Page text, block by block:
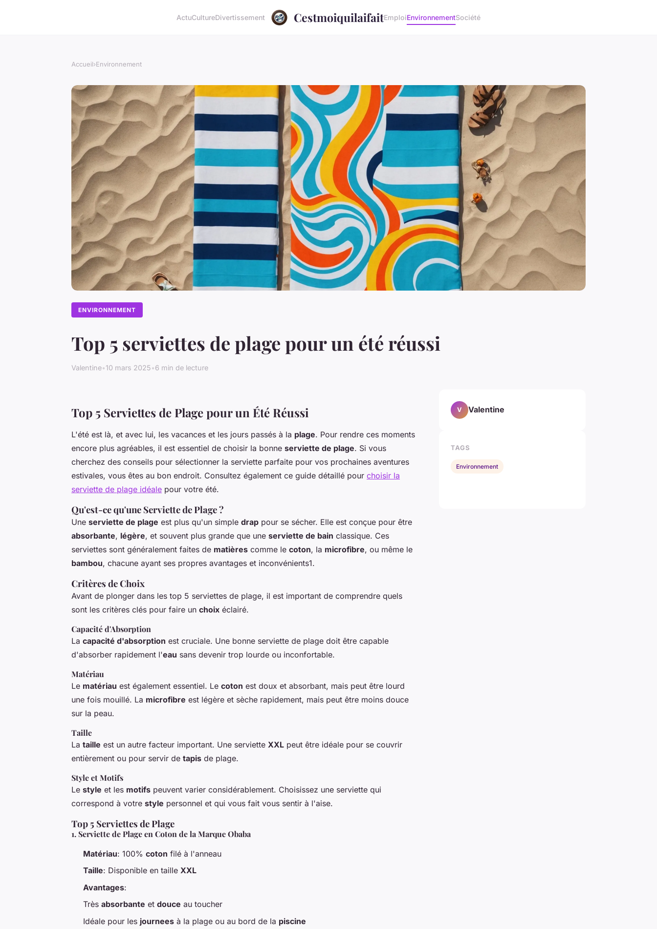
ActuCultureDivertissement CestmoiquilaifaitEmploiEnvironnementSociété
Accueil›Environnement
ENVIRONNEMENT
Top 5 serviettes de plage pour un été réussi
Valentine•10 mars 2025•6 min de lecture
Top 5 Serviettes de Plage pour un Été Réussi
L'été est là, et avec lui, les vacances et les jours passés à la plage. Pour rendre ces moments
encore plus agréables, il est essentiel de choisir la bonne serviette de plage. Si vous
cherchez des conseils pour sélectionner la serviette parfaite pour vos prochaines aventures
estivales, vous êtes au bon endroit. Consultez également ce guide détaillé pour choisir la
serviette de plage idéale pour votre été.
Qu'est-ce qu'une Serviette de Plage ?
Une serviette de plage est plus qu'un simple drap pour se sécher. Elle est conçue pour être
absorbante, légère, et souvent plus grande que une serviette de bain classique. Ces
serviettes sont généralement faites de matières comme le coton, la microfibre, ou même le
bambou, chacune ayant ses propres avantages et inconvénients1.
Critères de Choix
Avant de plonger dans les top 5 serviettes de plage, il est important de comprendre quels
sont les critères clés pour faire un choix éclairé.
Capacité d'Absorption
La capacité d'absorption est cruciale. Une bonne serviette de plage doit être capable
d'absorber rapidement l'eau sans devenir trop lourde ou inconfortable.
Matériau
Le matériau est également essentiel. Le coton est doux et absorbant, mais peut être lourd
une fois mouillé. La microfibre est légère et sèche rapidement, mais peut être moins douce
sur la peau.
Taille
La taille est un autre facteur important. Une serviette XXL peut être idéale pour se couvrir
entièrement ou pour servir de tapis de plage.
Style et Motifs
Le style et les motifs peuvent varier considérablement. Choisissez une serviette qui
correspond à votre style personnel et qui vous fait vous sentir à l'aise.
Top 5 Serviettes de Plage
1. Serviette de Plage en Coton de la Marque Obaba
Matériau: 100% coton filé à l'anneau
Taille: Disponible en taille XXL
Avantages:
Très absorbante et douce au toucher
Idéale pour les journees à la plage ou au bord de la piscine
V Valentine
TAGS
Environnement